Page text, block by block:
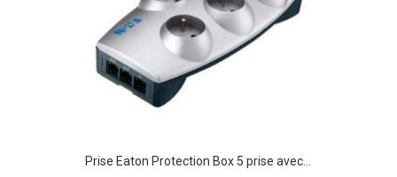
Prise Eaton Protection Box 5 prise avec...